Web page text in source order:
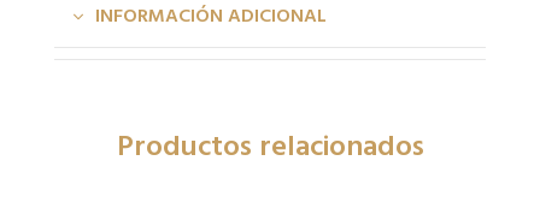
INFORMACIÓN ADICIONAL
Productos relacionados